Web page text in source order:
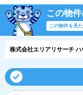
この物
この物件を見
株式会社エリアリサーチ